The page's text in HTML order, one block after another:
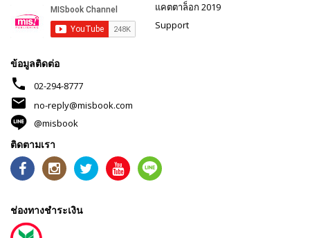
แคตตาล็อก 2019
Support
ข้อมูลติดต่อ
phone 02-294-8777
mail
no-reply@misbook.com
@misbook
ติดตามเรา
ช่องทางชำระเงิน